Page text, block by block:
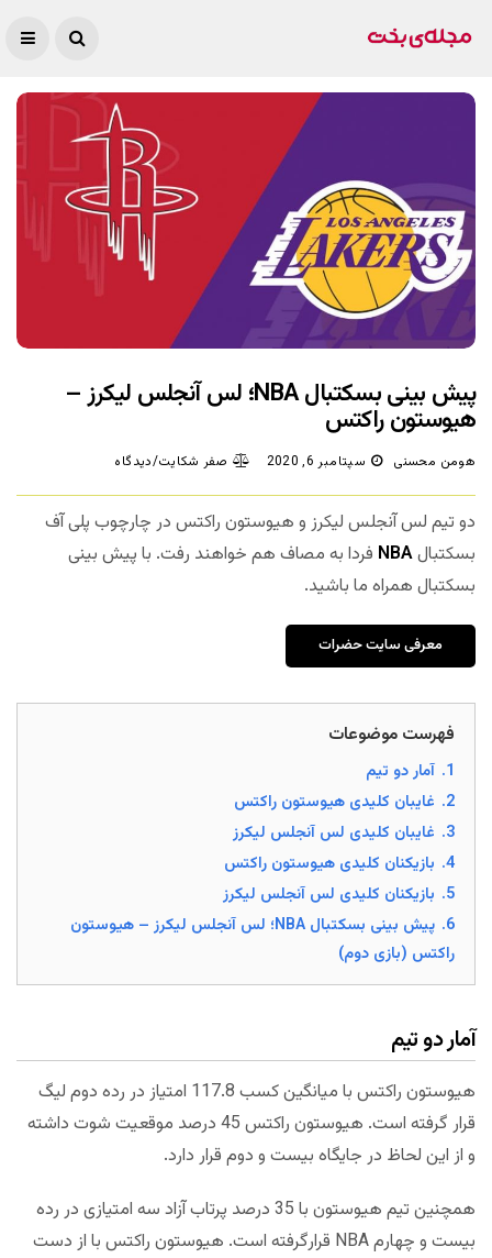
پیش بینی بسکتبال NBA؛ لس آنجلس لیکرز –
هیوستون راکتس
هومن محسنی سپتامبر 6, 2020 صفر شکایت/دیدگاه
دو تیم لس آنجلس لیکرز و هیوستون راکتس در چارچوب پلی آف
بسکتبالNBA فردا به مصاف هم خواهند رفت. با پیش بینی
بسکتبال همراه ما باشید.
معرفی سایت حضرات
فهرست موضوعات
1. آمار دو تیم
2. غایبان کلیدی هیوستون راکتس
3. غایبان کلیدی لس آنجلس لیکرز
4. بازیکنان کلیدی هیوستون راکتس
5. بازیکنان کلیدی لس آنجلس لیکرز
6.
پیش بینی بسکتبال NBA؛ لس آنجلس لیکرز – هیوستون
راکتس (بازی دوم)
آمار دو تیم
هیوستون راکتس با میانگین کسب 117.8 امتیاز در رده دوم لیگ
قرار گرفته است. هیوستون راکتس 45 درصد موقعیت شوت داشته
و از این لحاظ در جایگاه بیست و دوم قرار دارد.
همچنین تیم هیوستون با 35 درصد پرتاب آزاد سه امتیازی در رده
بیست و چهارم NBA قرارگرفته است. هیوستون راکتس با از دست